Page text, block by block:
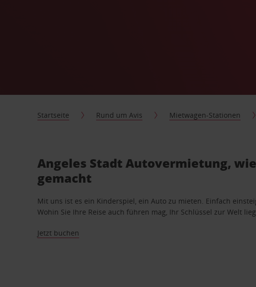
Startseite Rund um Avis Mietwagen-Stationen
Angeles Stadt Autovermietung,
gemacht
Mit uns ist es ein Kinderspiel, ein Auto zu mieten. Einfach
Wohin Sie Ihre Reise auch führen mag, Ihr Schlüssel zur Welt
Jetzt buchen